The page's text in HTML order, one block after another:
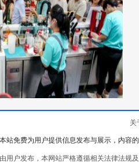
关
站免费为用户提供信息发布与展示，内容
用户发布，本网站严格遵循相关法律法规